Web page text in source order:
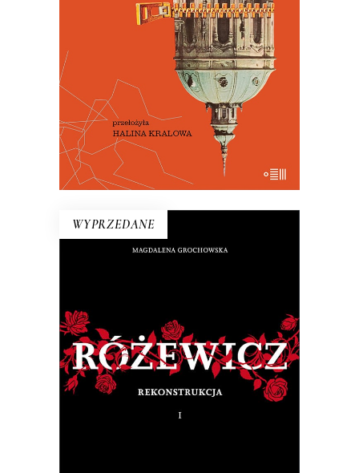
E-BOOK DO KOSZYKA
Pragi i czeskiej kultury – lektura
niezbędna.
29.50zł
WYPRZEDANE
RÓŻEWICZ. REKONSTRUKCJA
(tom 1)
Na pytanie: „Kim jesteś?”, Tadeusz
Różewicz odpowiedział przed laty: „Kto
mnie uważnie czyta, ten wie”.